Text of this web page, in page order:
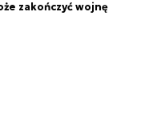
zakończyć wojnę